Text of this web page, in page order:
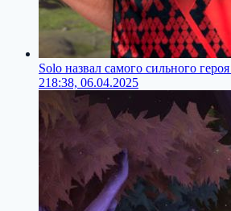
Solo назвал самого сильного
218:38, 06.04.2025